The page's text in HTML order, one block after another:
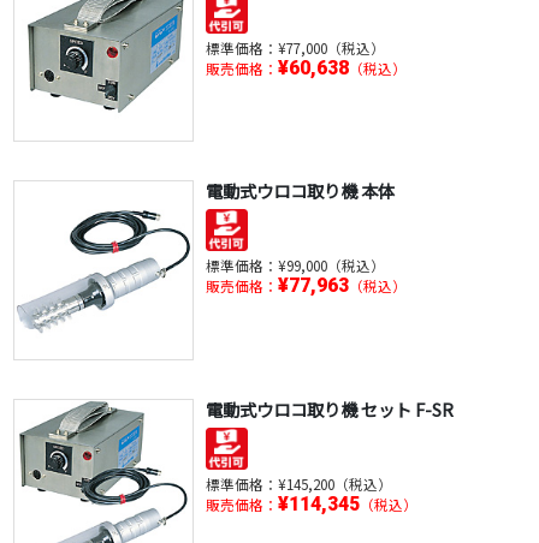
標準価格： ¥77,000（税込）
販売価格： ¥60,638（税込）
電動式ウロコ取り機 本体
標準価格： ¥99,000（税込）
販売価格： ¥77,963（税込）
電動式ウロコ取り機 セット F-SR
標準価格： ¥145,200（税込）
販売価格： ¥114,345（税込）